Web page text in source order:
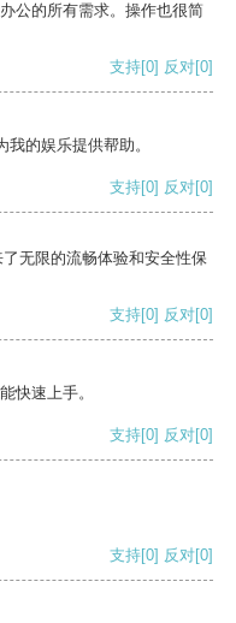
公的所有需求。操作也很简
支持[0] 反对[0]
的娱乐提供帮助。
支持[0] 反对[0]
无限的流畅体验和安全性保
支持[0] 反对[0]
快速上手。
支持[0] 反对[0]
支持[0] 反对[0]